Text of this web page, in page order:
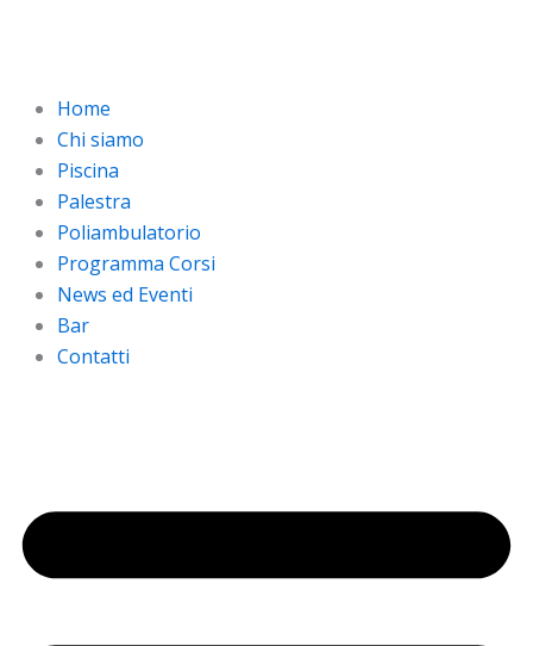
Home
Chi siamo
Piscina
Palestra
Poliambulatorio
Programma Corsi
News ed Eventi
Bar
Contatti